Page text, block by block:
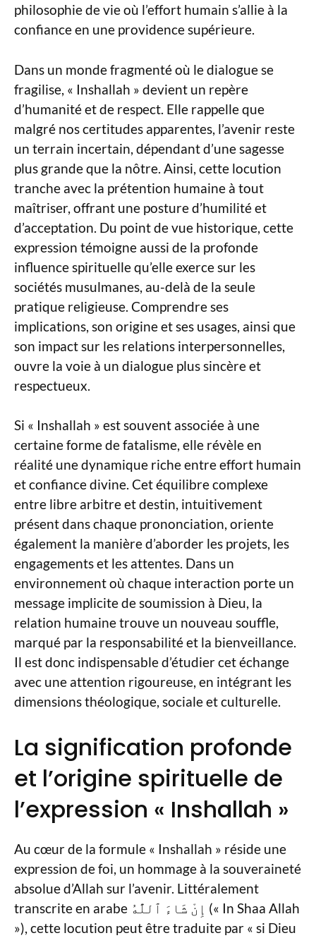
philosophie de vie où l’effort humain s’allie à la
confiance en une providence supérieure.
Dans un monde fragmenté où le dialogue se
fragilise, « Inshallah » devient un repère
d’humanité et de respect. Elle rappelle que
malgré nos certitudes apparentes, l’avenir reste
un terrain incertain, dépendant d’une sagesse
plus grande que la nôtre. Ainsi, cette locution
tranche avec la prétention humaine à tout
maîtriser, offrant une posture d’humilité et
d’acceptation. Du point de vue historique, cette
expression témoigne aussi de la profonde
influence spirituelle qu’elle exerce sur les
sociétés musulmanes, au-delà de la seule
pratique religieuse. Comprendre ses
implications, son origine et ses usages, ainsi que
son impact sur les relations interpersonnelles,
ouvre la voie à un dialogue plus sincère et
respectueux.
Si « Inshallah » est souvent associée à une
certaine forme de fatalisme, elle révèle en
réalité une dynamique riche entre effort humain
et confiance divine. Cet équilibre complexe
entre libre arbitre et destin, intuitivement
présent dans chaque prononciation, oriente
également la manière d’aborder les projets, les
engagements et les attentes. Dans un
environnement où chaque interaction porte un
message implicite de soumission à Dieu, la
relation humaine trouve un nouveau souffle,
marqué par la responsabilité et la bienveillance.
Il est donc indispensable d’étudier cet échange
avec une attention rigoureuse, en intégrant les
dimensions théologique, sociale et culturelle.
La signification profonde
et l’origine spirituelle de
l’expression « Inshallah »
Au cœur de la formule « Inshallah » réside une
expression de foi, un hommage à la souveraineté
absolue d’Allah sur l’avenir. Littéralement
transcrite en arabe إِنْ شَاءَ ٱللَّٰهُ (« In Shaa Allah
»), cette locution peut être traduite par « si Dieu